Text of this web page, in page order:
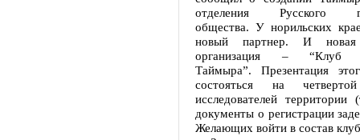
отделения Русского
общества. У норильских
новый партнер. И новая
организация – “Клуб
Таймыра”. Презентация
состояться на
исследователей
документы о регистрации
Желающих войти в состав